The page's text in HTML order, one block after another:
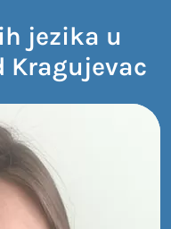
jezika u
Kragujevac